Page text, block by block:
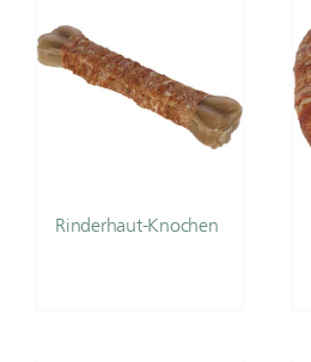
Rinderhaut-Knochen